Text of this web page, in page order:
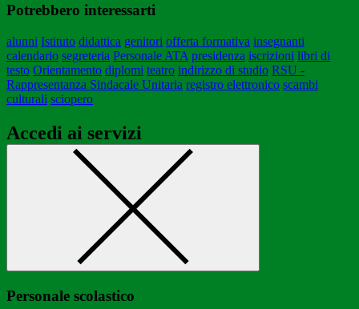
Potrebbero interessarti
alunni Istituto didattica genitori offerta formativa insegnanti
calendario segreteria Personale ATA presidenza iscrizioni libri di
testo Orientamento diplomi teatro indirizzo di studio RSU -
Rappresentanza Sindacale Unitaria registro elettronico scambi
culturali sciopero
Accedi ai servizi
Personale scolastico